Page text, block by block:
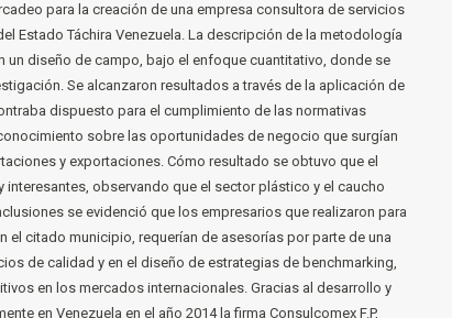
para la creación de una empresa consultora de servicios
Estado Táchira Venezuela. La descripción de la metodología
diseño de campo, bajo el enfoque cuantitativo, donde se
Se alcanzaron resultados a través de la aplicación de
dispuesto para el cumplimiento de las normativas
sobre las oportunidades de negocio que surgían
y exportaciones. Cómo resultado se obtuvo que el
observando que el sector plástico y el caucho
se evidenció que los empresarios que realizaron para
citado municipio, requerían de asesorías por parte de una
de calidad y en el diseño de estrategias de benchmarking,
en los mercados internacionales. Gracias al desarrollo y
en Venezuela en el año 2014 la firma Consulcomex F.P,